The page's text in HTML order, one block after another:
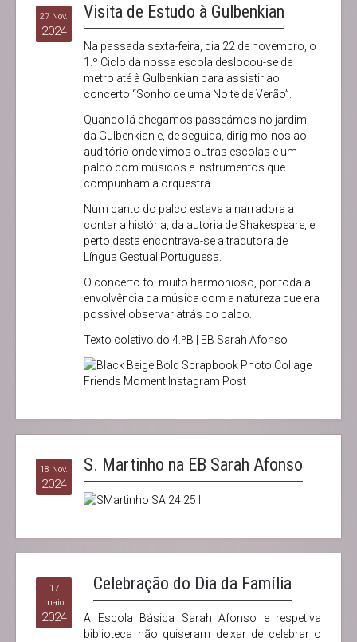
27 Nov.
2024
Visita de Estudo à Gulbenkian
Na passada sexta-feira, dia 22 de novembro, o
1.º Ciclo da nossa escola deslocou-se de
metro até à Gulbenkian para assistir ao
concerto “Sonho de uma Noite de Verão”.
Quando lá chegámos passeámos no jardim
da Gulbenkian e, de seguida, dirigimo-nos ao
auditório onde vimos outras escolas e um
palco com músicos e instrumentos que
compunham a orquestra.
Num canto do palco estava a narradora a
contar a história, da autoria de Shakespeare, e
perto desta encontrava-se a tradutora de
Língua Gestual Portuguesa.
O concerto foi muito harmonioso, por toda a
envolvência da música com a natureza que era
possível observar atrás do palco.
Texto coletivo do 4.ºB | EB Sarah Afonso
18 Nov.
2024
S. Martinho na EB Sarah Afonso
17
maio
2024
Celebração do Dia da Família
A Escola Básica Sarah Afonso e respetiva
biblioteca não quiseram deixar de celebrar o